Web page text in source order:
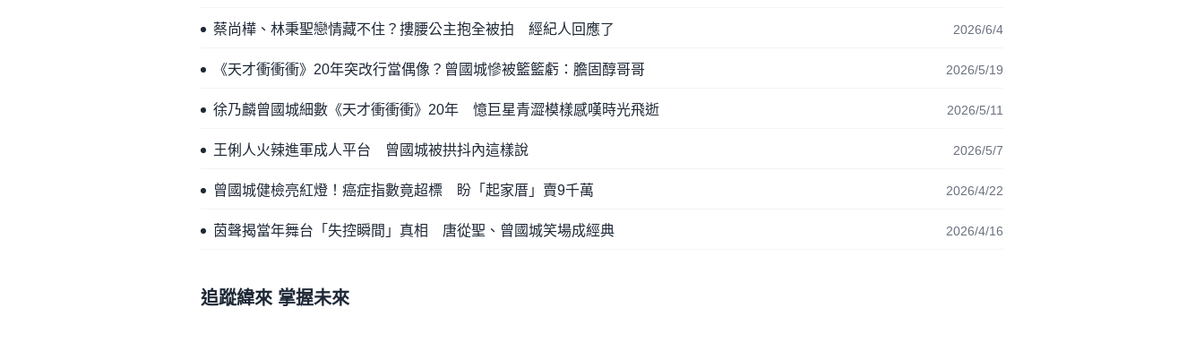
蔡尚樺、林秉聖戀情藏不住？摟腰公主抱全被拍 經紀人回應了 2026/6/4
《天才衝衝衝》20年突改行當偶像？曾國城慘被籃籃虧：膽固醇哥哥 2026/5/19
徐乃麟曾國城細數《天才衝衝衝》20年 憶巨星青澀模樣感嘆時光飛逝 2026/5/11
王俐人火辣進軍成人平台 曾國城被拱抖內這樣說 2026/5/7
曾國城健檢亮紅燈！癌症指數竟超標 盼「起家厝」賣9千萬 2026/4/22
茵聲揭當年舞台「失控瞬間」真相 唐從聖、曾國城笑場成經典 2026/4/16
追蹤緯來 掌握未來